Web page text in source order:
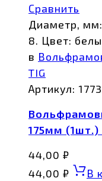
Сравнить
Диаметр,
8. Цвет:
в
TIG
Артикул: 1773
175мм (1шт.)
44,00 ₽
44,00 ₽ В